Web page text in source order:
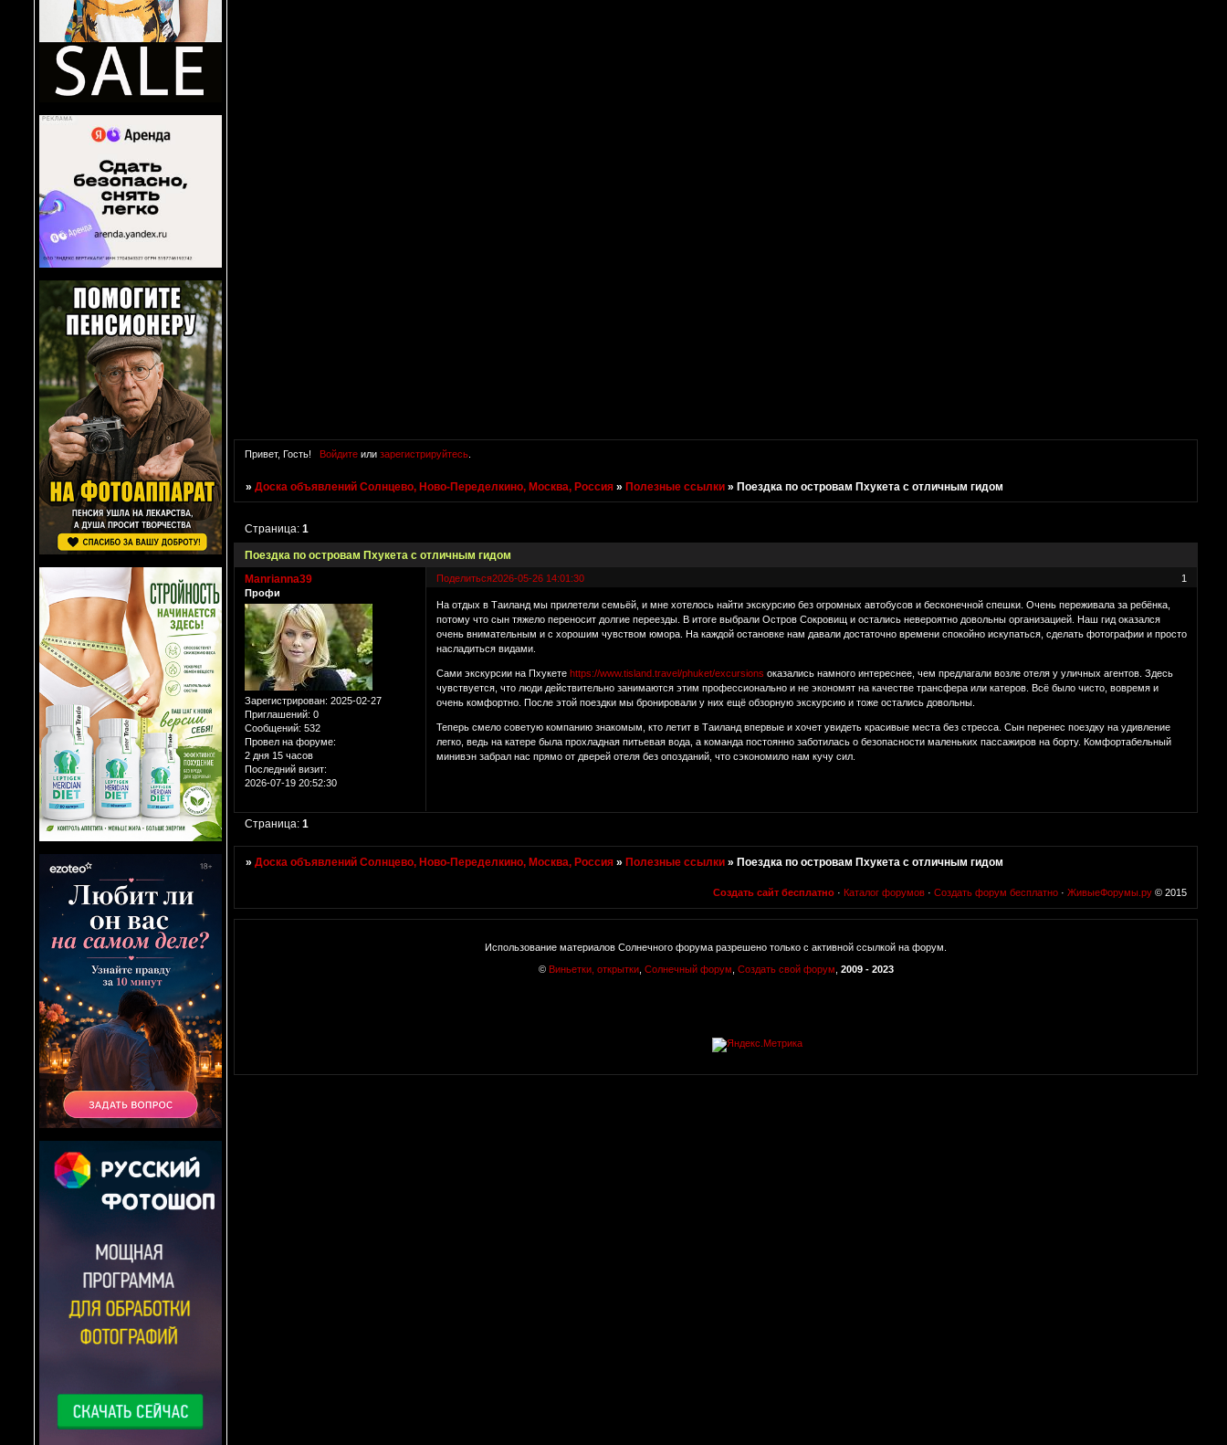
Привет, Гость! Войдитеили зарегистрируйтесь.
»Доска объявлений Солнцево, Ново-Переделкино, Москва, Россия »Полезные ссылки »Поездка по островам Пхукета с отличным гидом
Поездка по островам Пхукета с отличным гидом
Страница:1
Поделиться 1
2026-05-26 14:01:30
Manrianna39
Профи
Зарегистрирован: 2025-02-27
Приглашений: 0
Сообщений: 532
Провел на форуме:
2 дня 15 часов
Последний визит:
2026-07-19 20:52:30
На отдых в Таиланд мы прилетели семьёй, и мне хотелось найти экскурсию без огромных автобусов и бесконечной спешки. Очень переживала за ребёнка,
потому что сын тяжело переносит долгие переезды. В итоге выбрали Остров Сокровищ и остались невероятно довольны организацией. Наш гид оказался
очень внимательным и с хорошим чувством юмора. На каждой остановке нам давали достаточно времени спокойно искупаться, сделать фотографии и просто
насладиться видами.
Сами экскурсии на Пхукете https://www.tisland.travel/phuket/excursions оказались намного интереснее, чем предлагали возле отеля у уличных агентов. Здесь
чувствуется, что люди действительно занимаются этим профессионально и не экономят на качестве трансфера или катеров. Всё было чисто, вовремя и
очень комфортно. После этой поездки мы бронировали у них ещё обзорную экскурсию и тоже остались довольны.
Теперь смело советую компанию знакомым, кто летит в Таиланд впервые и хочет увидеть красивые места без стресса. Сын перенес поездку на удивление
легко, ведь на катере была прохладная питьевая вода, а команда постоянно заботилась о безопасности маленьких пассажиров на борту. Комфортабельный
минивэн забрал нас прямо от дверей отеля без опозданий, что сэкономило нам кучу сил.
Страница:1
»Доска объявлений Солнцево, Ново-Переделкино, Москва, Россия »Полезные ссылки »Поездка по островам Пхукета с отличным гидом
Создать сайт бесплатно · Каталог форумов · Создать форум бесплатно · ЖивыеФорумы.ру © 2015
Использование материалов Солнечного форума разрешено только с активной ссылкой на форум.
© Виньетки, открытки, Солнечный форум Создать свой форум 2009 - 2023